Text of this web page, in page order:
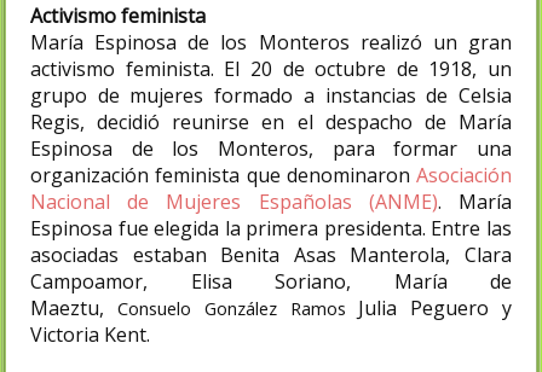
Activismo feminista
María Espinosa de los Monteros realizó un gran
activismo feminista. El 20 de octubre de 1918, un
grupo de mujeres formado a instancias de Celsia
Regis, decidió reunirse en el despacho de María
Espinosa de los Monteros, para formar una
organización feminista que denominaron Asociación
Nacional de Mujeres Españolas (ANME). María
Espinosa fue elegida la primera presidenta. Entre las
asociadas estaban Benita Asas Manterola, Clara
Campoamor, Elisa Soriano, María de
Maeztu, Consuelo González Ramos Julia Peguero y
Victoria Kent.